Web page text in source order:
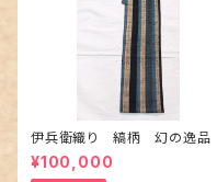
伊兵衛織り 縞柄 幻の逸品
¥100,000